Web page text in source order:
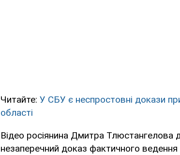
Читайте: У СБУ є неспростовні докази
області
Відео росіянина Дмитра Тлюстангелова
незаперечний доказ фактичного ведення